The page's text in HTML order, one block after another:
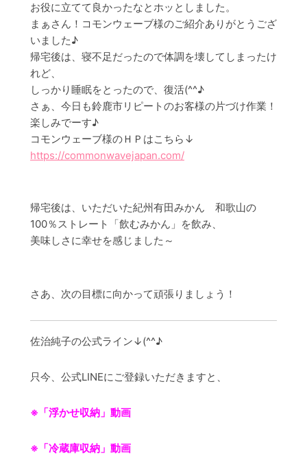
お役に立てて良かったなとホッとしました。
まぁさん！コモンウェーブ様のご紹介ありがとうござ
いました♪
帰宅後は、寝不足だったので体調を壊してしまったけ
れど、
しっかり睡眠をとったので、復活(^^♪
さぁ、今日も鈴鹿市リピートのお客様の片づけ作業！
楽しみでーす♪
コモンウェーブ様のＨＰはこちら↓
https://commonwavejapan.com/
帰宅後は、いただいた紀州有田みかん 和歌山の
100％ストレート「飲むみかん」を飲み、
美味しさに幸せを感じました～
さあ、次の目標に向かって頑張りましょう！
佐治純子の公式ライン↓(^^♪
只今、公式LINEにご登録いただきますと、
※「浮かせ収納」動画
※「冷蔵庫収納」動画